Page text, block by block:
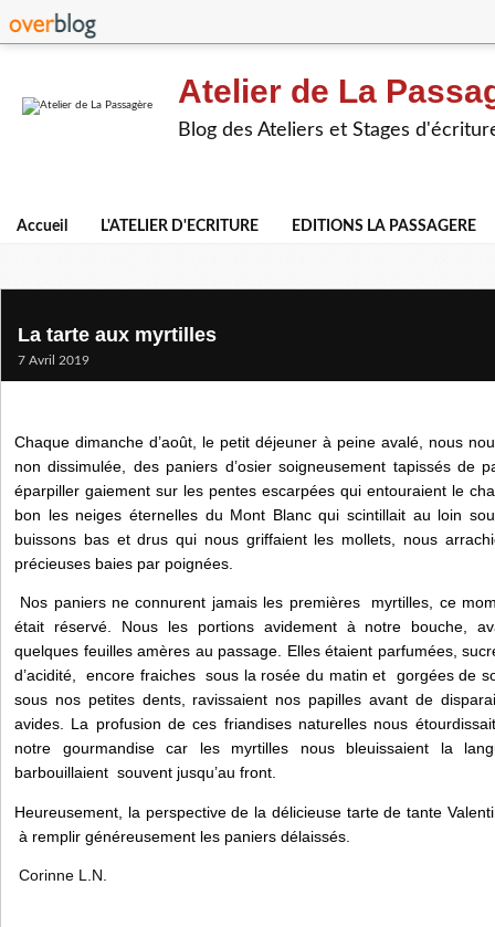
Atelier de La
Blog des Ateliers et Stages
Accueil L'ATELIER D'ECRITURE EDITIONS LA PASSAGERE
La tarte aux myrtilles
7 Avril 2019
Chaque dimanche d’août, le petit déjeuner à peine avalé, nous
non dissimulée, des paniers d’osier soigneusement tapissés de
éparpiller gaiement sur les pentes escarpées qui entouraient le
bon les neiges éternelles du Mont Blanc qui scintillait au loin
buissons bas et drus qui nous griffaient les mollets, nous
précieuses baies par poignées.
Nos paniers ne connurent jamais les premières myrtilles, ce
était réservé. Nous les portions avidement à notre bouche,
quelques feuilles amères au passage. Elles étaient parfumées,
d’acidité, encore fraiches sous la rosée du matin et gorgées de
sous nos petites dents, ravissaient nos papilles avant de
avides. La profusion de ces friandises naturelles nous
notre gourmandise car les myrtilles nous bleuissaient la
barbouillaient souvent jusqu’au front.
Heureusement, la perspective de la délicieuse tarte de tante
à remplir généreusement les paniers délaissés.
Corinne L.N.